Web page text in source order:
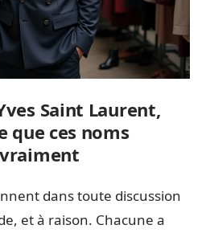
Saint Laurent,
que ces noms
dans toute discussion
et à raison. Chacune a